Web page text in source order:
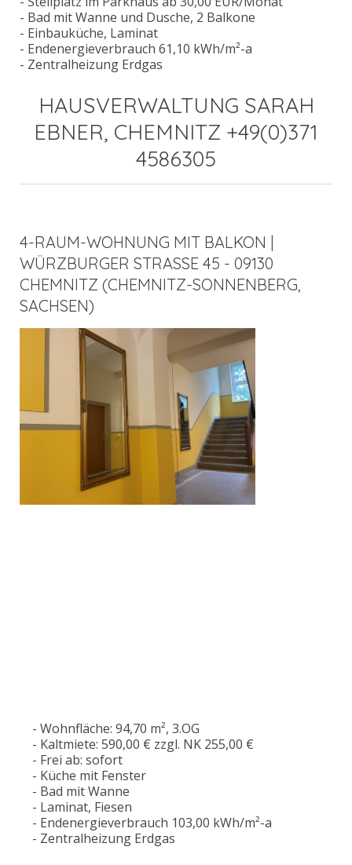
- Bad mit Wanne und Dusche, 2 Balkone
- Einbauküche, Laminat
- Endenergieverbrauch 61,10 kWh/m²-a
- Zentralheizung Erdgas
HAUSVERWALTUNG SARAH
EBNER, CHEMNITZ +49(0)371
4586305
4-RAUM-WOHNUNG MIT BALKON |
WÜRZBURGER STRASSE 45 - 09130 C
HEMNITZ (CHEMNITZ-SONNENBERG, S
ACHSEN)
- Wohnfläche: 94,70 m², 3.OG
- Kaltmiete: 590,00 € zzgl. NK 255,00 €
- Frei ab: sofort
- Küche mit Fenster
- Bad mit Wanne
- Laminat, Fiesen
- Endenergieverbrauch 103,00 kWh/m²-a
- Zentralheizung Erdgas